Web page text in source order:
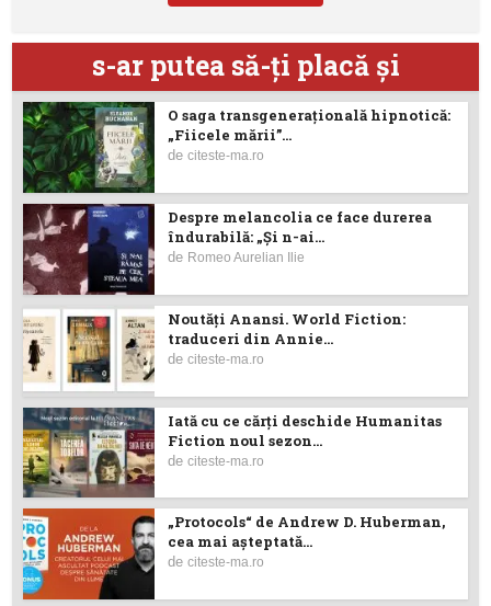
s-ar putea să-ţi placă şi
O saga transgenerațională hipnotică:
„Fiicele mării”...
deciteste-ma.ro
Despre melancolia ce face durerea
îndurabilă: „Și n-ai...
de Romeo Aurelian Ilie
Noutăţi Anansi. World Fiction:
traduceri din Annie...
deciteste-ma.ro
Iată cu ce cărţi deschide Humanitas
Fiction noul sezon...
deciteste-ma.ro
„Protocols“ de Andrew D. Huberman,
cea mai așteptată...
deciteste-ma.ro